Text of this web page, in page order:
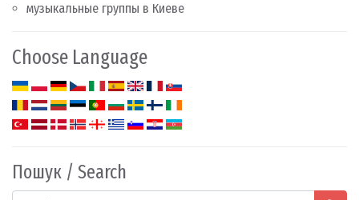
музыкальные группы в Киеве
Choose Language
Пошук / Search